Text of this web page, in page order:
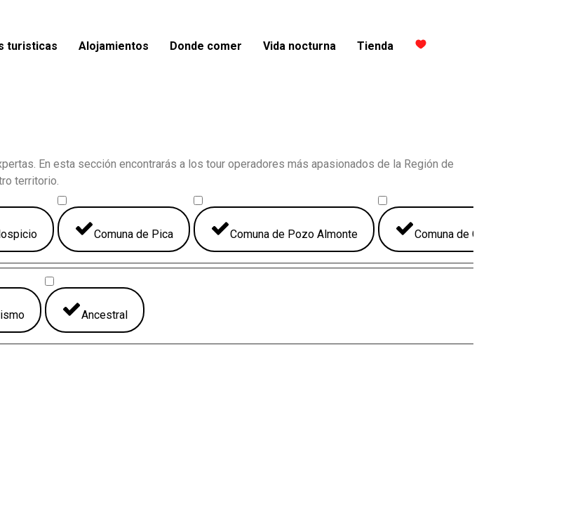
turisticas Alojamientos Donde comer Vida nocturna Tienda
En esta sección encontrarás a los tour operadores más apasionados de la Región de
territorio.
Comuna de Pica Comuna de Pozo Almonte Comuna de Camiña
Ancestral